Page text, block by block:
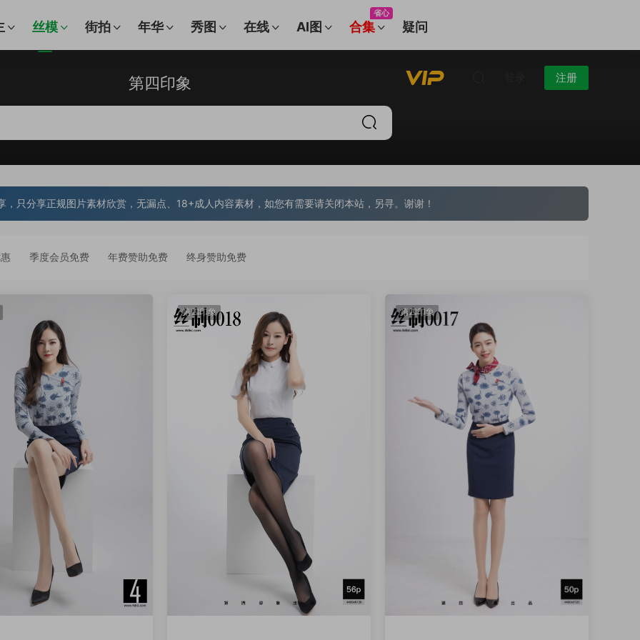
丝模 街拍 年华 秀图 在线 AI图 合集
省心
疑问
注册
第四印象
，只分享正规图片素材欣赏，无漏点、18+成人内容素材，如您有需要请关闭本站，另寻。谢谢！
季度会员免费 年费赞助免费 终身赞助免费
第四印象 第四印象